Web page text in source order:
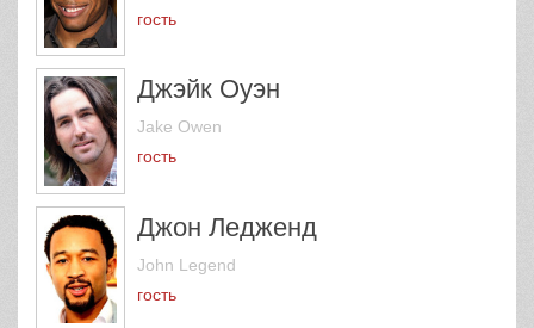
гость
Джэйк Оуэн
Jake Owen
гость
Джон Ледженд
John Legend
гость